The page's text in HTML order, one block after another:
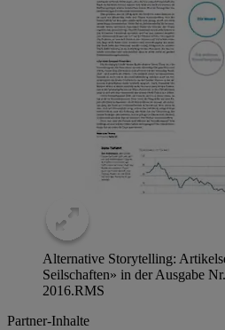
Alternative Storytelling:
Seilschaften» in der Ausgabe
2016.RMS
Partner-Inhalte